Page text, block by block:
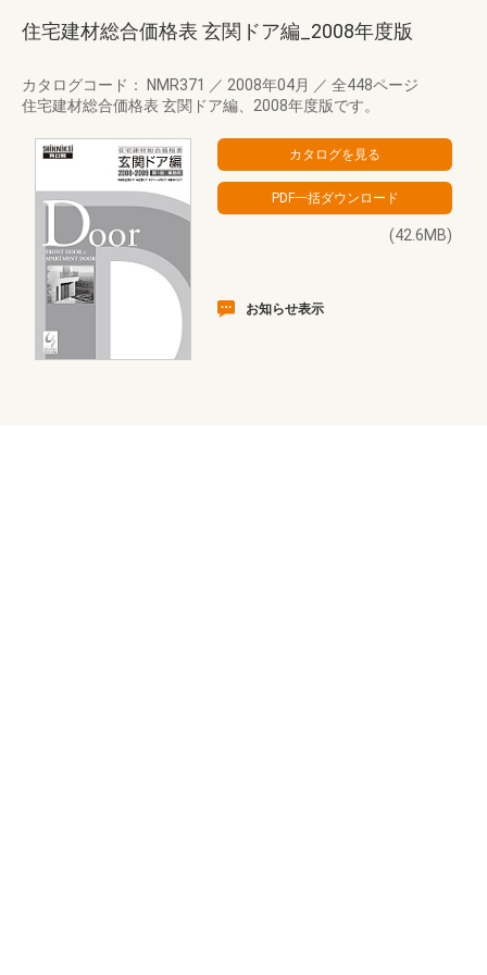
住宅建材総合価格表 玄関ドア編_2008年度版
カタログコード： NMR371 ／ 2008年04月 ／ 全448ページ
住宅建材総合価格表 玄関ドア編、2008年度版です。
(42.6MB)
お知らせ表示